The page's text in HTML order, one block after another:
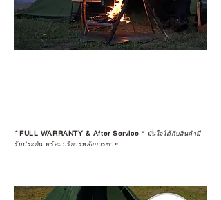
*FULL WARRANTY & After Service * มั่นใจได้กับสินค้ามี
รับประกัน พร้อมบริการหลังการขาย